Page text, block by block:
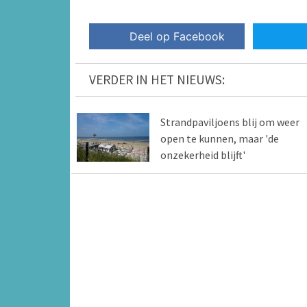
Deel op Facebook
VERDER IN HET NIEUWS:
Strandpaviljoens blij om weer
open te kunnen, maar 'de
onzekerheid blijft'